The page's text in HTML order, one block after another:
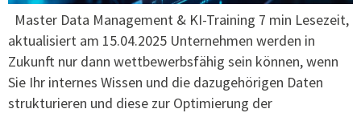
Master Data Management & KI-Training 7 min Lesezeit,
aktualisiert am 15.04.2025 Unternehmen werden in
Zukunft nur dann wettbewerbsfähig sein können, wenn
Sie Ihr internes Wissen und die dazugehörigen Daten
strukturieren und diese zur Optimierung der